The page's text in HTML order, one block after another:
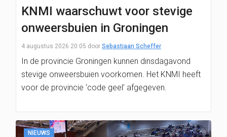
KNMI waarschuwt voor stevige
onweersbuien in Groningen
4 augustus 2026 20:05 door Sebastiaan Scheffer
In de provincie Groningen kunnen dinsdagavond
stevige onweersbuien voorkomen. Het KNMI heeft
voor de provincie ‘code geel’ afgegeven.
NIEUWS